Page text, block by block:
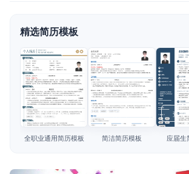
AI 模拟面试
面试自我介绍
AI 职场工具 New
简历模板
简历教程
精选简历模板
查看模板
全职业通用简历模板
查看模板
简洁简历模板
查看
应届生